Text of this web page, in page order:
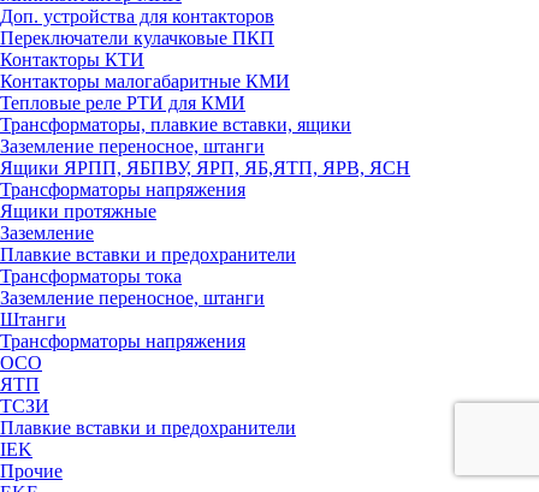
Доп. устройства для контакторов
Переключатели кулачковые ПКП
Контакторы КТИ
Контакторы малогабаритные КМИ
Тепловые реле РTИ для КМИ
Трансформаторы, плавкие вставки, ящики
Заземление переносное, штанги
Ящики ЯРПП, ЯБПВУ, ЯРП, ЯБ,ЯТП, ЯРВ, ЯСН
Трансформаторы напряжения
Ящики протяжные
Заземление
Плавкие вставки и предохранители
Трансформаторы тока
Заземление переносное, штанги
Штанги
Трансформаторы напряжения
ОСО
ЯТП
ТСЗИ
Плавкие вставки и предохранители
IEK
Прочие